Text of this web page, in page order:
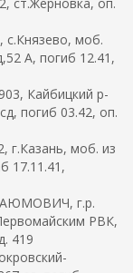
моб.
А, погиб 12.41,
Кайбицкий р-
погиб 03.42, оп.
моб. из
17.11.41,
г.р.
РВК,
419